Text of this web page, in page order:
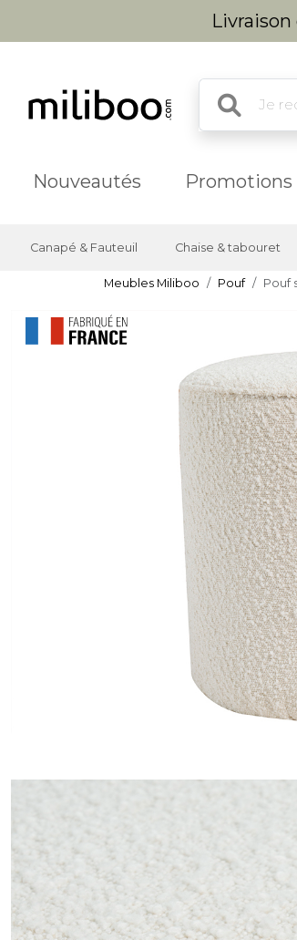
Nouveautés Promotions
Canapé & Fauteuil Chaise & tabouret
Meubles Miliboo Pouf Pouf